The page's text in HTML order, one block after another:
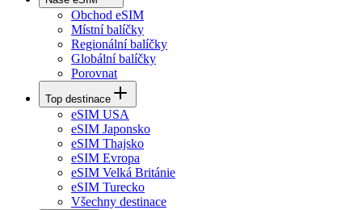
Obchod eSIM
Místní balíčky
Regionální balíčky
Globální balíčky
Porovnat
Top destinace
eSIM USA
eSIM Japonsko
eSIM Thajsko
eSIM Evropa
eSIM Velká Británie
eSIM Turecko
Všechny destinace